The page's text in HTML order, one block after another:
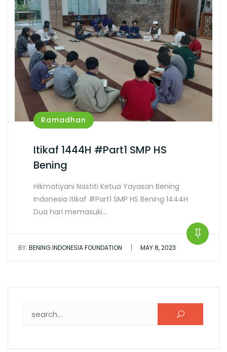
Ramadhan
Itikaf 1444H #Part1 SMP HS
Bening
Hikmatiyani Nastiti Ketua Yayasan Bening
Indonesia Itikaf #Part1 SMP HS Bening 1444H
Dua hari memasuki…
BY: BENING INDONESIA FOUNDATION | MAY 8, 2023